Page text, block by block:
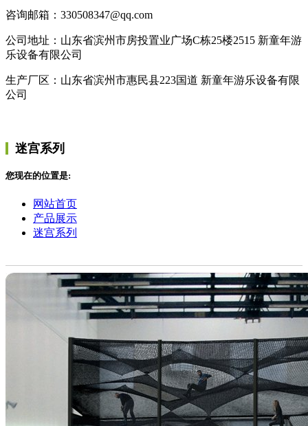
咨询邮箱：330508347@qq.com
公司地址：山东省滨州市房投置业广场C栋25楼2515 新童年游
乐设备有限公司
生产厂区：山东省滨州市惠民县223国道 新童年游乐设备有限
公司
迷宫系列
您现在的位置是:
网站首页
产品展示
迷宫系列